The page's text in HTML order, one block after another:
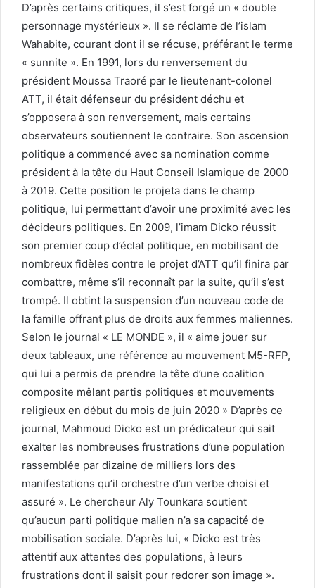
D’après certains critiques, il s’est forgé un « double
personnage mystérieux ». Il se réclame de l’islam
Wahabite, courant dont il se récuse, préférant le terme
« sunnite ». En 1991, lors du renversement du
président Moussa Traoré par le lieutenant-colonel
ATT, il était défenseur du président déchu et
s’opposera à son renversement, mais certains
observateurs soutiennent le contraire. Son ascension
politique a commencé avec sa nomination comme
président à la tête du Haut Conseil Islamique de 2000
à 2019. Cette position le projeta dans le champ
politique, lui permettant d’avoir une proximité avec les
décideurs politiques. En 2009, l’imam Dicko réussit
son premier coup d’éclat politique, en mobilisant de
nombreux fidèles contre le projet d’ATT qu’il finira par
combattre, même s’il reconnaît par la suite, qu’il s’est
trompé. Il obtint la suspension d’un nouveau code de
la famille offrant plus de droits aux femmes maliennes.
Selon le journal « LE MONDE », il « aime jouer sur
deux tableaux, une référence au mouvement M5-RFP,
qui lui a permis de prendre la tête d’une coalition
composite mêlant partis politiques et mouvements
religieux en début du mois de juin 2020 » D’après ce
journal, Mahmoud Dicko est un prédicateur qui sait
exalter les nombreuses frustrations d’une population
rassemblée par dizaine de milliers lors des
manifestations qu’il orchestre d’un verbe choisi et
assuré ». Le chercheur Aly Tounkara soutient
qu’aucun parti politique malien n’a sa capacité de
mobilisation sociale. D’après lui, « Dicko est très
attentif aux attentes des populations, à leurs
frustrations dont il saisit pour redorer son image ».